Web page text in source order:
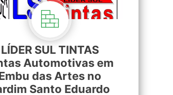
LÍDER SUL TINTAS
Automotivas em
das Artes no
Santo Eduardo